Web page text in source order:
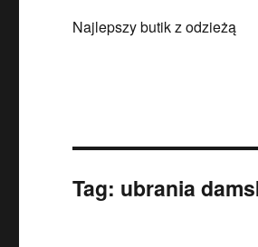
Najlepszy butik z odzieżą
Tag: ubrania